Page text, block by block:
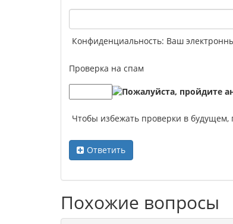
Конфиденциальность: Ваш
Проверка на спам
Чтобы избежать проверки в будущем,
Ответить
Похожие вопросы